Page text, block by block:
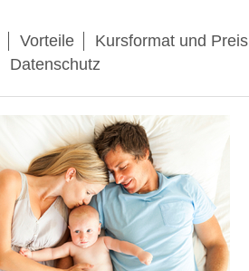
Vorteile Kursformat und Preis
Datenschutz